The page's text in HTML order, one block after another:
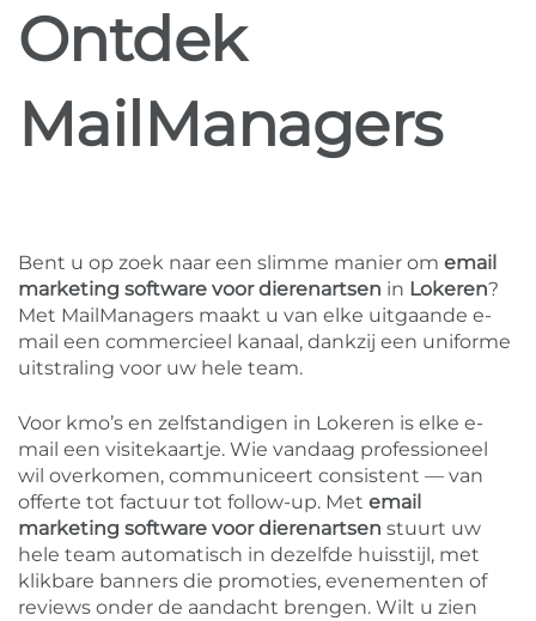
Ontdek
MailManagers
Bent u op zoek naar een slimme manier om email
marketing software voor dierenartsen in Lokeren?
Met MailManagers maakt u van elke uitgaande e-
mail een commercieel kanaal, dankzij een uniforme
uitstraling voor uw hele team.
Voor kmo’s en zelfstandigen in Lokeren is elke e-
mail een visitekaartje. Wie vandaag professioneel
wil overkomen, communiceert consistent — van
offerte tot factuur tot follow-up. Met email
marketing software voor dierenartsen stuurt uw
hele team automatisch in dezelfde huisstijl, met
klikbare banners die promoties, evenementen of
reviews onder de aandacht brengen. Wilt u zien